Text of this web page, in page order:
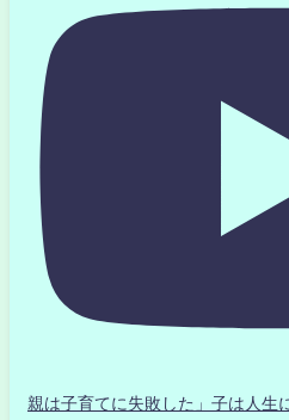
親は子育てに失敗した」子は人生